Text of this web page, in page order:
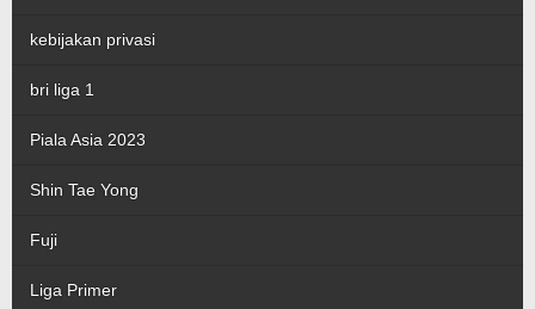
kebijakan privasi
bri liga 1
Piala Asia 2023
Shin Tae Yong
Fuji
Liga Primer